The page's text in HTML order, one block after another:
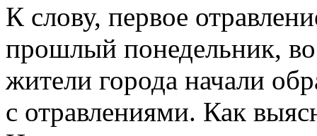
К слову, первое
прошлый понедельник,
жители города начали
с отравлениями. Как